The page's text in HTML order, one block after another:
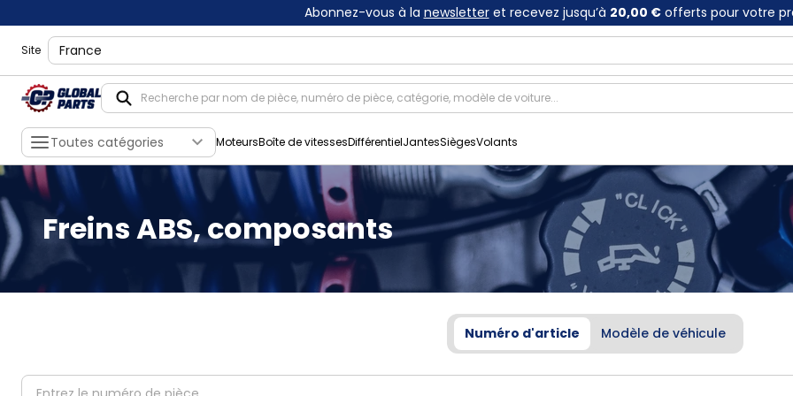
Abonnez-vous à la newsletteret recevez jusqu’à 20,00 €offerts pour votre
Site shippingLocation
Toutes catégories MoteursBoîte de vitessesDifférentielJantesSiègesVolants
Freins ABS, composants
Numéro d'article Modèle de véhicule
partNumber